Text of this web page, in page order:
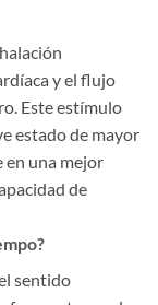
y el flujo
Este estímulo
estado de mayor
en una mejor
de
sentido